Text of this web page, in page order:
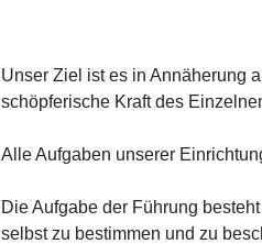
Unser Ziel ist es in Annäherung
schöpferische Kraft des
Alle Aufgaben unserer
Die Aufgabe der Führung
selbst zu bestimmen und zu